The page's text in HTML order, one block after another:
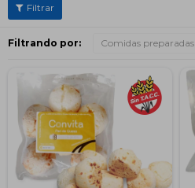
Filtrando por: Comidas preparadas